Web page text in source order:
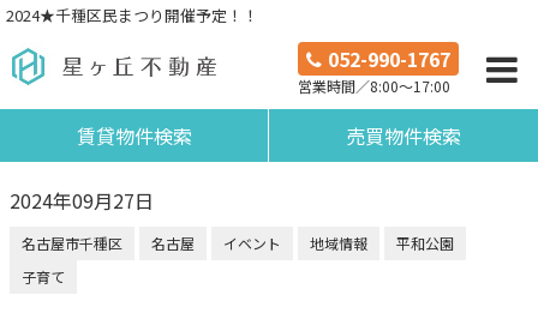
2024★千種区民まつり開催予定！！
052-990-1767
営業時間／8:00～17:00
賃貸物件検索 売買物件検索
2024年09月27日
名古屋市千種区 名古屋 イベント 地域情報
平和公園
子育て